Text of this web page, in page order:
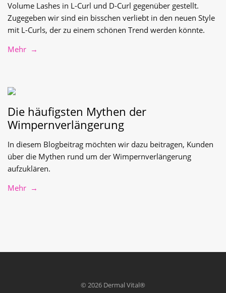
Volume Lashes in L-Curl und D-Curl gegenüber gestellt.
Zugegeben wir sind ein bisschen verliebt in den neuen Style
mit L-Curls, der zu einem schönen Trend werden könnte.
Mehr →
Die häufigsten Mythen der
Wimpernverlängerung
In diesem Blogbeitrag möchten wir dazu beitragen, Kunden
über die Mythen rund um der Wimpernverlängerung
aufzuklären.
Mehr →
© 2026 Dermal Vital®